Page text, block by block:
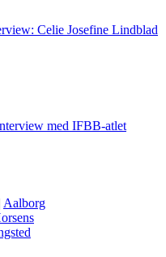
Celie Josefine Lindblad
med IFBB-atlet
Aalborg